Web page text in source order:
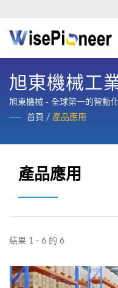
旭東機械工
旭東機械 - 全球第一的智動
首頁 / 產品應用
產品應用
結果 1 - 6 的 6